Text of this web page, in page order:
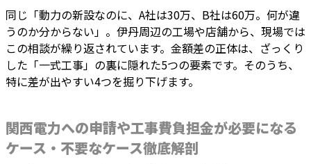
同じ「動力の新設なのに、A社は30万、B社は60万。何が違
うのか分からない」。伊丹周辺の工場や店舗から、現場では
この相談が繰り返されています。金額差の正体は、ざっくり
した「一式工事」の裏に隠れた5つの要素です。そのうち、
特に差が出やすい4つを掘り下げます。
関西電力への申請や工事費負担金が必要になる
ケース・不要なケース徹底解剖